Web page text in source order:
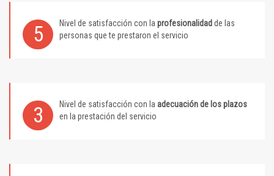
5 Nivel de satisfacción con la profesionalidad de las
personas que te prestaron el servicio
3 Nivel de satisfacción con la adecuación de los plazos
en la prestación del servicio